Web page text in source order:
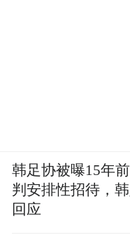
韩足协被曝15年
判安排性招待，
回应